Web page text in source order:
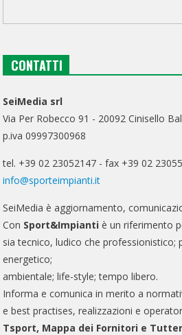
CONTATTI
SeiMedia srl
Via Per Robecco 91 - 20092 Cinisello
p.iva 09997300968
tel. +39 02 23052147 - fax +39 02
info@sporteimpianti.it
SeiMedia è aggiornamento,
Con Sport&Impianti è un riferimento
sia tecnico, ludico che professionistico;
energetico;
ambientale; life-style; tempo libero.
Informa e comunica in merito a
e best practises, realizzazioni e
Tsport, Mappa dei Fornitori e